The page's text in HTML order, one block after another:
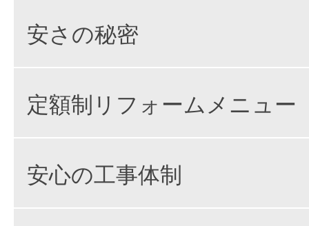
安さの秘密
定額制リフォームメニュー
安心の工事体制